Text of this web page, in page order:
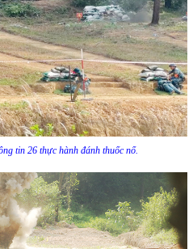
tin 26 thực hành đánh thuốc nổ.